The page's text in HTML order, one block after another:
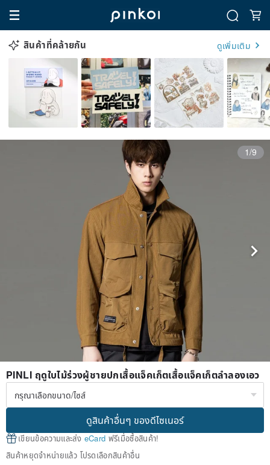
สินค้าที่คล้ายกัน ดูเพิ่มเติม
1/9
PINLI ฤดูใบไม้ร่วงผู้ชายปกเสื้อแจ็คเก็ตเสื้อแจ็คเก็ตลำลองเอว
ดูสินค้าอื่นๆ ของดีไซเนอร์
เขียนข้อความและส่ง eCard ฟรีเมื่อซื้อสินค้า!
สินค้าหยุดจำหน่ายแล้ว โปรดเลือกสินค้าอื่น